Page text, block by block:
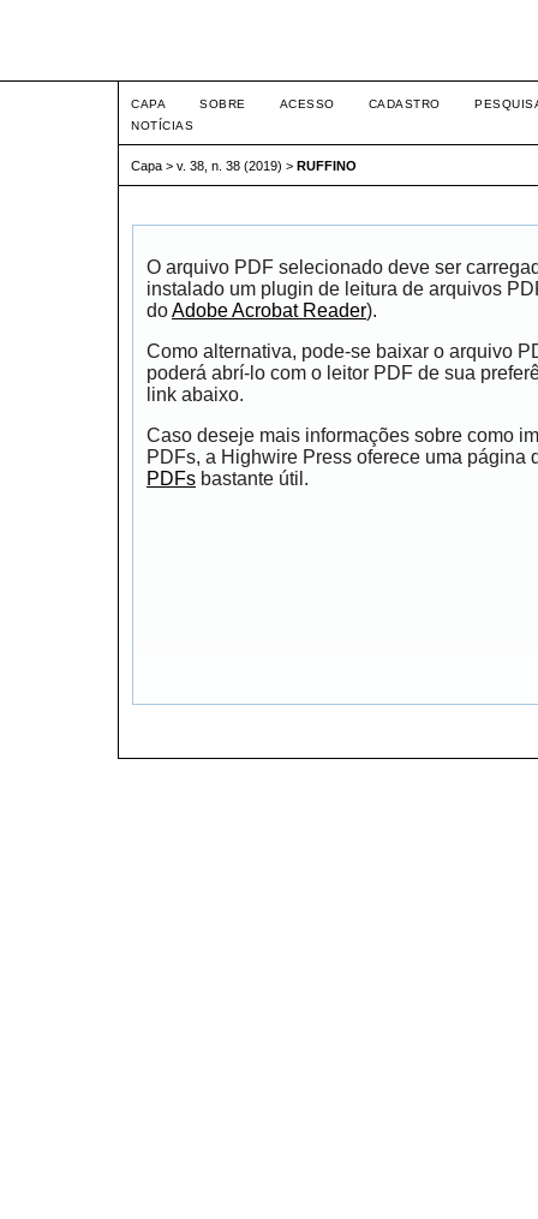
CAPA SOBRE ACESSO CADASTRO
NOTÍCIAS
Capa > v. 38, n. 38 (2019) > RUFFINO
O arquivo PDF selecionado deve ser
instalado um plugin de leitura de arquivos
doAdobe Acrobat Reader).
Como alternativa, pode-se baixar o arquivo
poderá abrí-lo com o leitor PDF de sua
link abaixo.
Caso deseje mais informações sobre como
PDFs, a Highwire Press oferece uma página
PDFs bastante útil.